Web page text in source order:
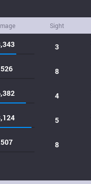
Sight
3
8
4
5
8